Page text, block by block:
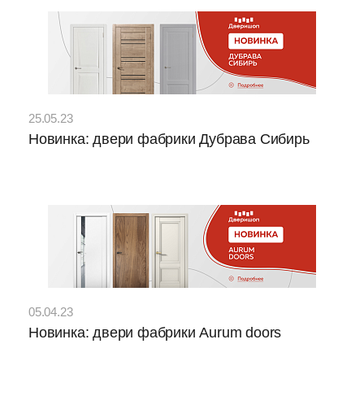
25.05.23
Новинка: двери фабрики Дубрава Сибирь
05.04.23
Новинка: двери фабрики Aurum doors